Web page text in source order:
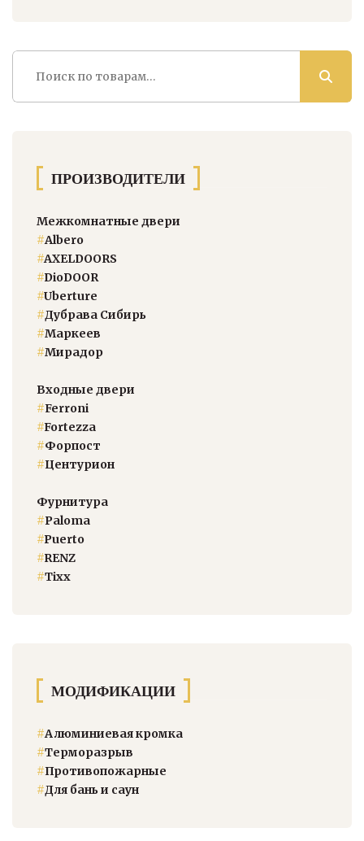
Искать:
ПРОИЗВОДИТЕЛИ
Межкомнатные двери
#Albero
#AXELDOORS
#DioDOOR
#Uberture
#Дубрава Сибирь
#Маркеев
#Мирадор
Входные двери
#Ferroni
#Fortezza
#Форпост
#Центурион
Фурнитура
#Paloma
#Puerto
#RENZ
#Тixx
МОДИФИКАЦИИ
#Алюминиевая кромка
#Терморазрыв
#Противопожарные
#Для бань и саун